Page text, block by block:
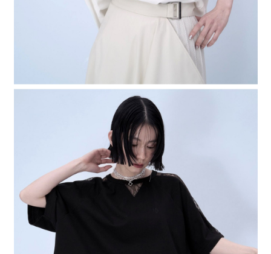
2.基於同意付款使用「大哥付你分期」之契約關係目的，商店將以您的個人
資料（包含姓名、電話或地址）提供予台灣大哥大進項蒐集、處理及利用，
由本公司與您本人進行分期帳單所需資料之確認、核對及更正。
3.完整用戶服務條款，請詳閱以下連結：
https://oppay.tw/userRule
※ 交易是否成功請以「AFTEE先享後付 」之結帳頁面顯示為準，若有關於
是否繳費成功／繳費後需取消欲退款等相關疑問，請聯繫「AFTEE先享後付
https://netprotections.freshdesk.com/support/home
１．透過由恩沛科技股份有限公司提供之「AFTEE先享後付」服務完成之交
易，需依本服務之必要範圍內提供個人資料，並將交易相關給付款項請求債
權轉讓予恩沛科技股份有限公司。
２．關於個人資料處理事宜，請瀏覽以下網址：
３．未成年的使用者請事先徵得法定代理人或監護人之同意方可使用
「AFTEE先享後付」，若未經同意申辦者引起之損失，本公司不負相關責
４．使用「AFTEE先享後付」時，將依據個別帳號之用戶狀況，依本公司即
時審查核予不同之上限額度；若仍有額度不足之情形，本公司將視審查結果
請求用戶進行身份認證。
５．嚴禁一人註冊多個帳號或使用他人資訊註冊。若發現惡意使用之情形，
恩沛科技股份有限公司將有權停止該用戶之使用額度並採取法律行動。
每筆NT$80，滿NT$1,500(含以上)免運費
每筆NT$80，滿NT$1,500(含以上)免運費